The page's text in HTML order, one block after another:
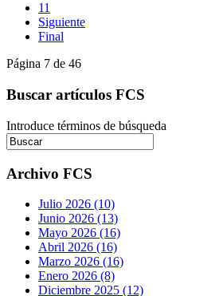
11
Siguiente
Final
Página 7 de 46
Buscar artículos FCS
Introduce términos de búsqueda
Archivo FCS
Julio 2026 (10)
Junio 2026 (13)
Mayo 2026 (16)
Abril 2026 (16)
Marzo 2026 (16)
Enero 2026 (8)
Diciembre 2025 (12)